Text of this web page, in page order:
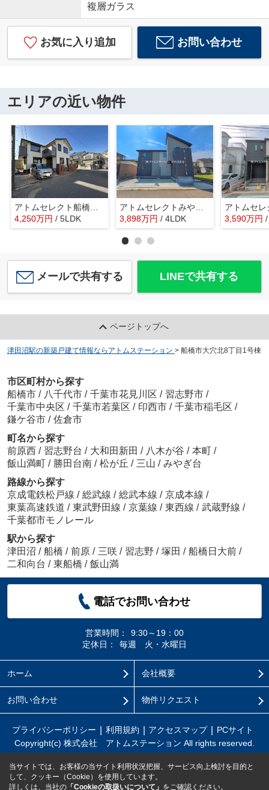
複層ガラス
お気に入り追加 お問い合わせ
エリアの近い物件
4,250万円 / 5LDK
アトムセレクトみやぎ台５期 １号棟
3,898万円 / 4LDK 3,590万円
メールで共有する LINEで共有する
ページトップへ
津田沼駅の新築戸建て情報ならアトムステーション > 船橋市大穴北8丁目1号棟
市区町村から探す
船橋市 / 八千代市 / 千葉市花見川区 / 習志野市 /
千葉市中央区 / 千葉市若葉区 / 印西市 / 千葉市稲毛区 /
鎌ケ谷市 / 佐倉市
町名から探す
前原西 / 習志野台 / 大和田新田 / 八木が谷 / 本町 /
飯山満町 / 勝田台南 / 松が丘 / 三山 / みやぎ台
路線から探す
京成電鉄松戸線 / 総武線 / 総武本線 / 京成本線 /
東葉高速鉄道 / 東武野田線 / 京葉線 / 東西線 / 武蔵野線 /
千葉都市モノレール
駅から探す
津田沼 / 船橋 / 前原 / 三咲 / 習志野 / 塚田 / 船橋日大前 /
二和向台 / 東船橋 / 飯山満
電話でお問い合わせ
営業時間：
9:30～19：00
定休日：
毎週 火・水曜日
ホーム 会社概要
お問い合わせ 物件リクエスト
プライバシーポリシー 利用規約 アクセスマップ
PCサイト
Copyright(c) 株式会社 アトムステーション All rights reserved.
当サイトでは、お客様の当サイト利用状況把握、サービス向上検討を目的と
して、クッキー（Cookie）を使用しています。
詳しくは、当社の 「Cookieの取扱いについて」 をご確認ください。